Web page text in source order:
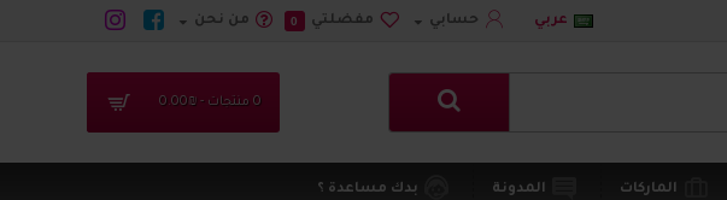
عربي حسابي مفضلتي 0 من نحن
0 منتجات - ₪0.00
الماركات المدونة بدك مساعدة ؟